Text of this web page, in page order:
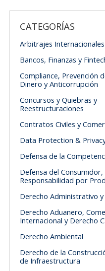
CATEGORÍAS
Arbitrajes
Bancos, Finanzas y
Compliance, Prevención
Dinero y Anticorrupción
Concursos y Quiebras y
Reestructuraciones
Contratos Civiles y
Data Protection &
Defensa de la
Defensa del Consumidor,
Responsabilidad por
Derecho Administrativo
Derecho Aduanero,
Internacional y Derecho
Derecho Ambiental
Derecho de la
de Infraestructura